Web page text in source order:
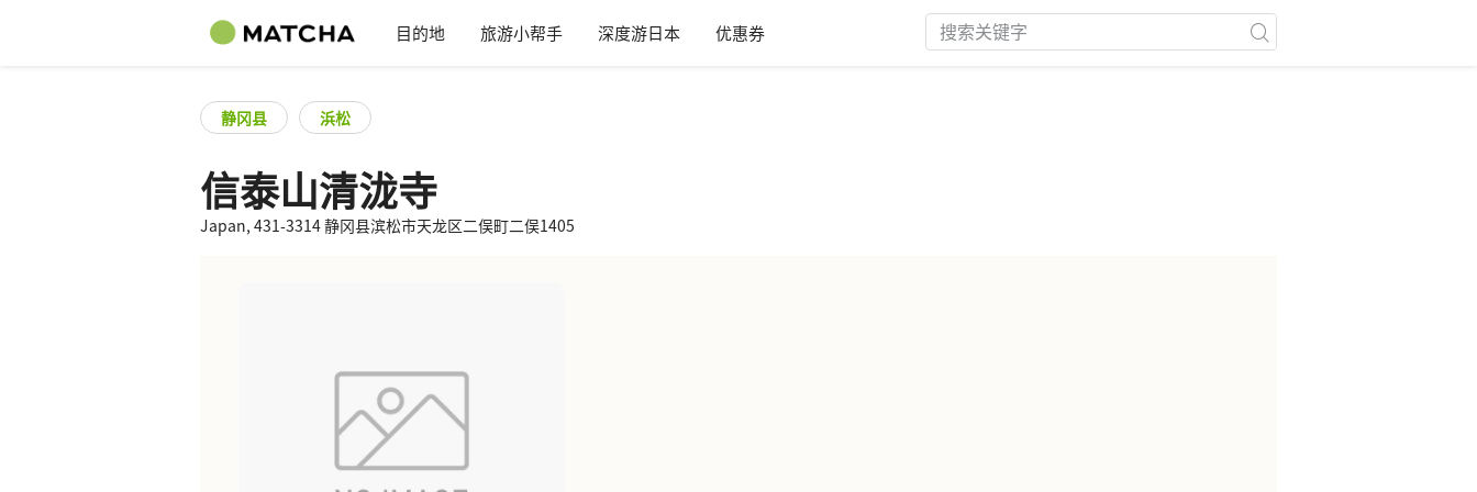
目的地 旅游小帮手 深度游日本 优惠券
静冈县 浜松
信泰山清泷寺
Japan, 431-3314 静冈县滨松市天龙区二俣町二俣1405